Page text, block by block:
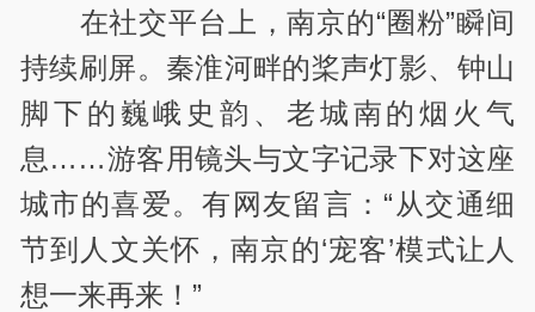
在社交平台上，南京的“圈粉”瞬间
持续刷屏。秦淮河畔的桨声灯影、钟山
脚下的巍峨史韵、老城南的烟火气
息……游客用镜头与文字记录下对这座
城市的喜爱。有网友留言：“从交通细
节到人文关怀，南京的‘宠客’模式让人
想一来再来！”